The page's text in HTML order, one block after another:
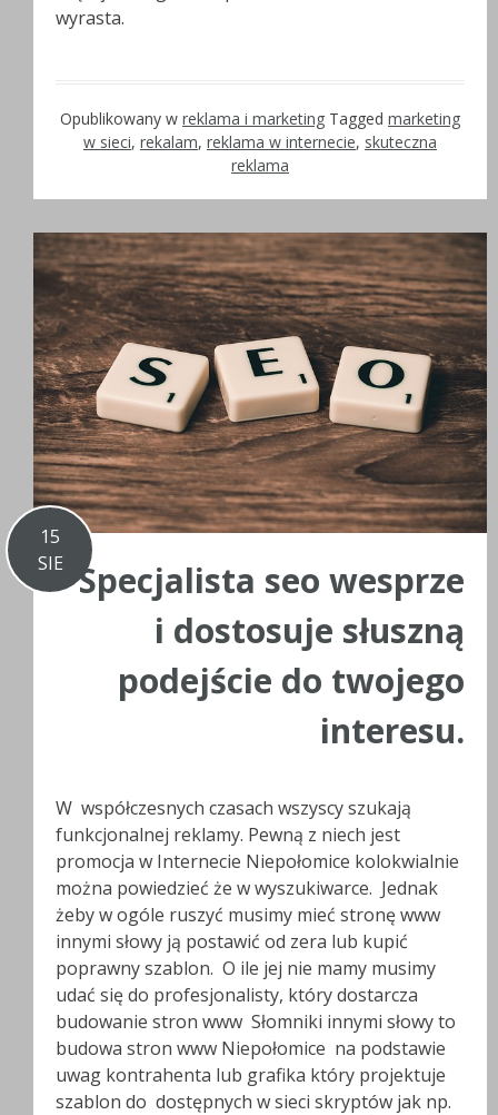
wyrasta.
Opublikowany w reklama i marketing Tagged marketing
w sieci, rekalam, reklama w internecie, skuteczna
reklama
15
SIE
Specjalista seo wesprze
i dostosuje słuszną
podejście do twojego
interesu.
W współczesnych czasach wszyscy szukają
funkcjonalnej reklamy. Pewną z niech jest
promocja w Internecie Niepołomice kolokwialnie
można powiedzieć że w wyszukiwarce. Jednak
żeby w ogóle ruszyć musimy mieć stronę www
innymi słowy ją postawić od zera lub kupić
poprawny szablon. O ile jej nie mamy musimy
udać się do profesjonalisty, który dostarcza
budowanie stron www Słomniki innymi słowy to
budowa stron www Niepołomice na podstawie
uwag kontrahenta lub grafika który projektuje
szablon do dostępnych w sieci skryptów jak np.